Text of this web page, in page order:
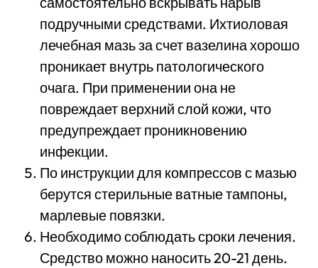
подручными средствами. Ихтиоловая
лечебная мазь за счет вазелина хорошо
проникает внутрь патологического
очага. При применении она не
повреждает верхний слой кожи, что
предупреждает проникновению
инфекции.
По инструкции для компрессов с мазью
берутся стерильные ватные тампоны,
марлевые повязки.
Необходимо соблюдать сроки лечения.
Средство можно наносить 20-21 день.